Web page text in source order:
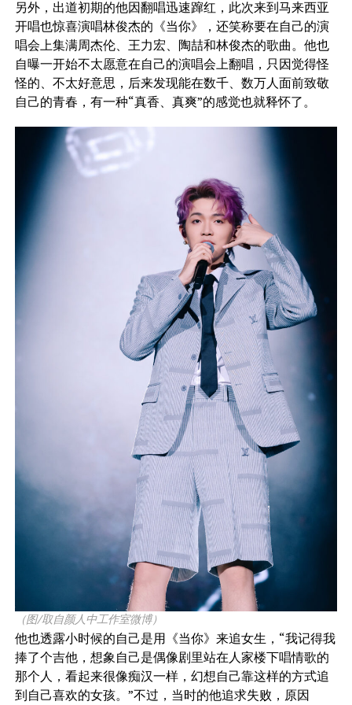
另外，出道初期的他因翻唱迅速蹿红，此次来到马来西亚
开唱也惊喜演唱林俊杰的《当你》，还笑称要在自己的演
唱会上集满周杰伦、王力宏、陶喆和林俊杰的歌曲。他也
自曝一开始不太愿意在自己的演唱会上翻唱，只因觉得怪
怪的、不太好意思，后来发现能在数千、数万人面前致敬
自己的青春，有一种“真香、真爽”的感觉也就释怀了。
（图/取自颜人中工作室微博）
他也透露小时候的自己是用《当你》来追女生，“我记得我
捧了个吉他，想象自己是偶像剧里站在人家楼下唱情歌的
那个人，看起来很像痴汉一样，幻想自己靠这样的方式追
到自己喜欢的女孩。”不过，当时的他追求失败，原因